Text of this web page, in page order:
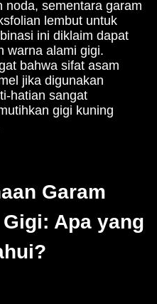
noda, sementara garam
lembut untuk
ini diklaim dapat
warna alami gigi.
bahwa sifat asam
jika digunakan
hatian sangat
gigi kuning
Garam
Apa yang